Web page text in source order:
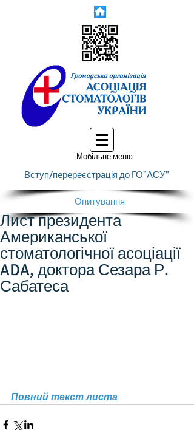
Мобільне меню
Вступ/перереєстрація до ГО"АСУ"
Опитування
Лист президента
Американської
стоматологічної асоціації
ADA, доктора Сезара Р.
Сабатеса
Повний текст листа